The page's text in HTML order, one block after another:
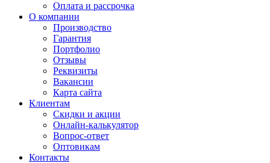
Оплата и рассрочка
О компании
Производство
Гарантия
Портфолио
Отзывы
Реквизиты
Вакансии
Карта сайта
Клиентам
Скидки и акции
Онлайн-калькулятор
Вопрос-ответ
Оптовикам
Контакты